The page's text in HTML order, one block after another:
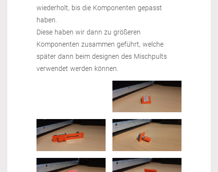
wiederholt, bis die Komponenten gepasst
haben.
Diese haben wir dann zu größeren
Komponenten zusammen geführt, welche
später dann beim designen des Mischpults
verwendet werden können.